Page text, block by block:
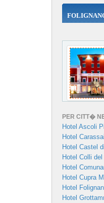
PER CITT�
Hotel Ascoli
Hotel Carassai
Hotel Castel
Hotel Colli
Hotel
Hotel Cupra
Hotel
Hotel